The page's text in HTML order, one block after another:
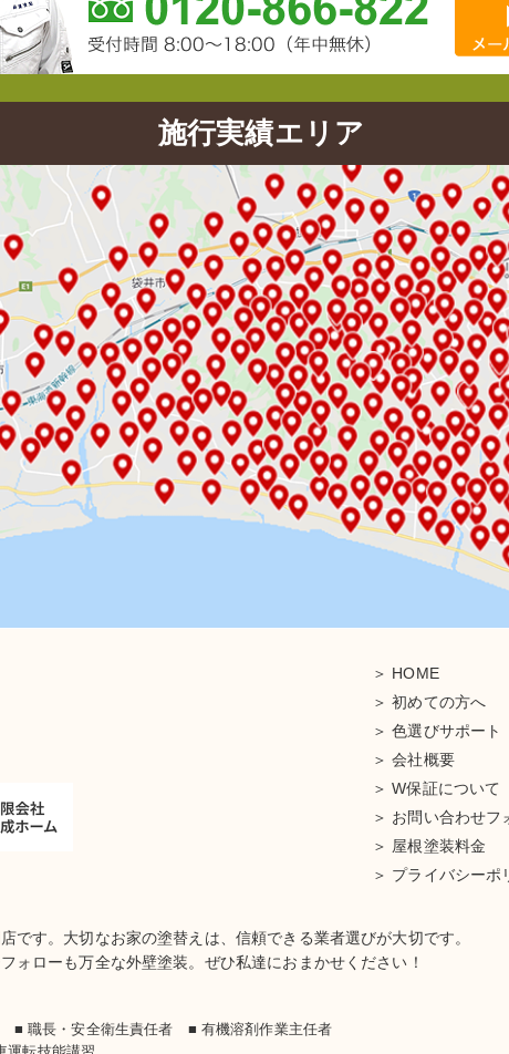
施行実績エリア
HOME
初めての方へ
色選びサポート
会社概要
W保証について
お問い合わせフ
屋根塗装料金
プライバシーポ
です。大切なお家の塗替えは、信頼できる業者選びが大切です。
ォローも万全な外壁塗装。ぜひ私達におまかせください！
■ 職長・安全衛生責任者 ■ 有機溶剤作業主任者